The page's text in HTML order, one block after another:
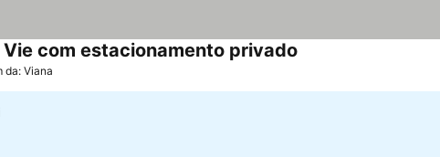
com estacionamento privado
da: Viana